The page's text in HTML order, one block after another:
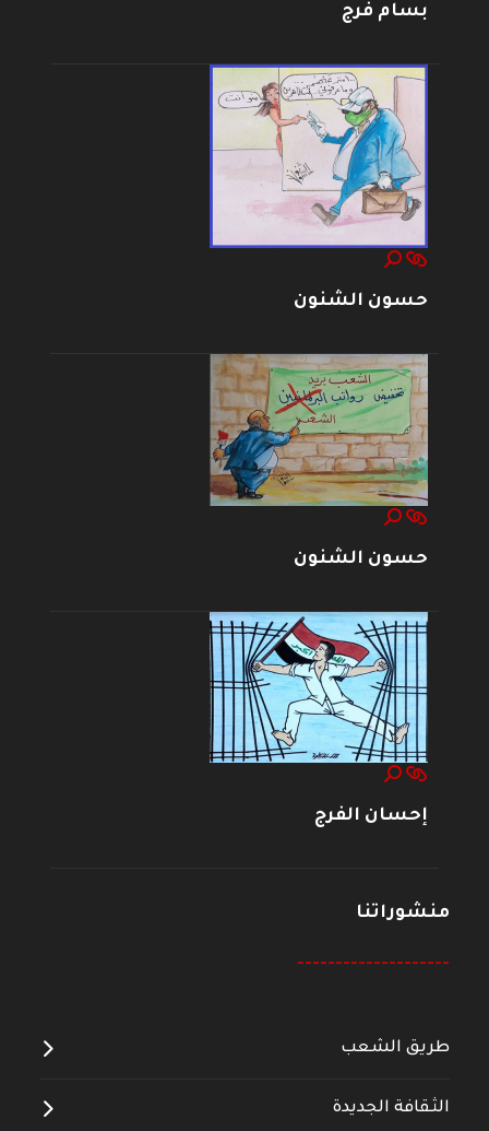
بسام فرج
حسون الشنون
حسون الشنون
إحسان الفرج
منشوراتنا
--------------------
طريق الشعب
الثقافة الجديدة